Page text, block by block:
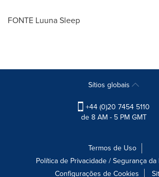
FONTE Luuna Sleep
Sítios globais
+44 (0)20 7454 5110
de 8 AM - 5 PM GMT
Termos de Uso
Política de Privacidade / Segurança
Configurações de Cookies